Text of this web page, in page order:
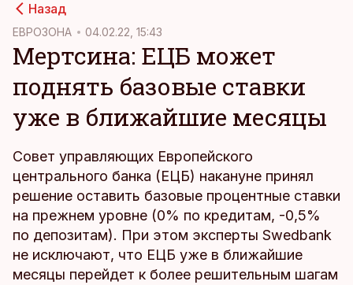
Назад
ЕВРОЗОНА 04.02.22, 15:43
Мертсина: ЕЦБ может
поднять базовые ставки
уже в ближайшие месяцы
Совет управляющих Европейского
центрального банка (ЕЦБ) накануне принял
решение оставить базовые процентные ставки
на прежнем уровне (0% по кредитам, -0,5%
по депозитам). При этом эксперты Swedbank
не исключают, что ЕЦБ уже в ближайшие
месяцы перейдет к более решительным шагам